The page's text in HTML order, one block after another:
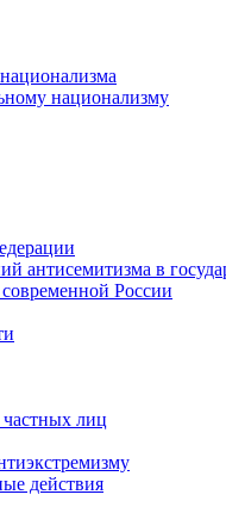
национализму
антисемитизма в
России
лиц
действия